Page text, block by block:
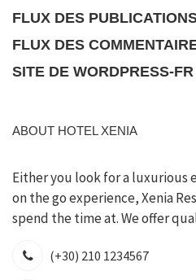
FLUX DES
FLUX DES
SITE DE WORDPRESS-FR
ABOUT HOTEL XENIA
Either you look for a luxurious
on the go experience, Xenia
spend the time at. We offer
(+30) 210 1234567